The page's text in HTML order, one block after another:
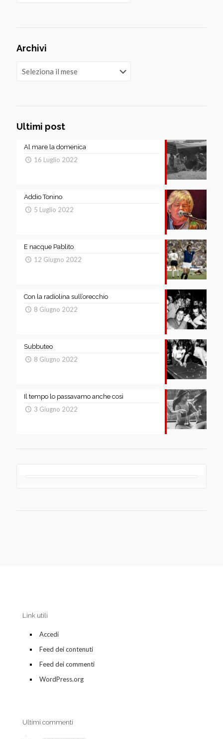
Archivi
Ultimi post
Al mare la domenica
16 Luglio 2022
Addio Tonino
5 Luglio 2022
E nacque Pablito
12 Giugno 2022
Con la radiolina sull’orecchio
8 Giugno 2022
Subbuteo
8 Giugno 2022
Il tempo lo passavamo anche così
3 Giugno 2022
Link utili
Accedi
Feed dei contenuti
Feed dei commenti
WordPress.org
Ultimi commenti